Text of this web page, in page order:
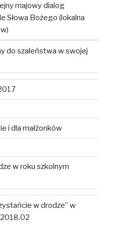
majowy dialog
Słowa Bożego (lokalna
do szaleństwa w swojej
i dla małżonków
w roku szkolnym
w drodze” w